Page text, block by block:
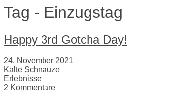
Tag - Einzugstag
Happy 3rd Gotcha Day!
24. November 2021
Kalte Schnauze
Erlebnisse
2 Kommentare